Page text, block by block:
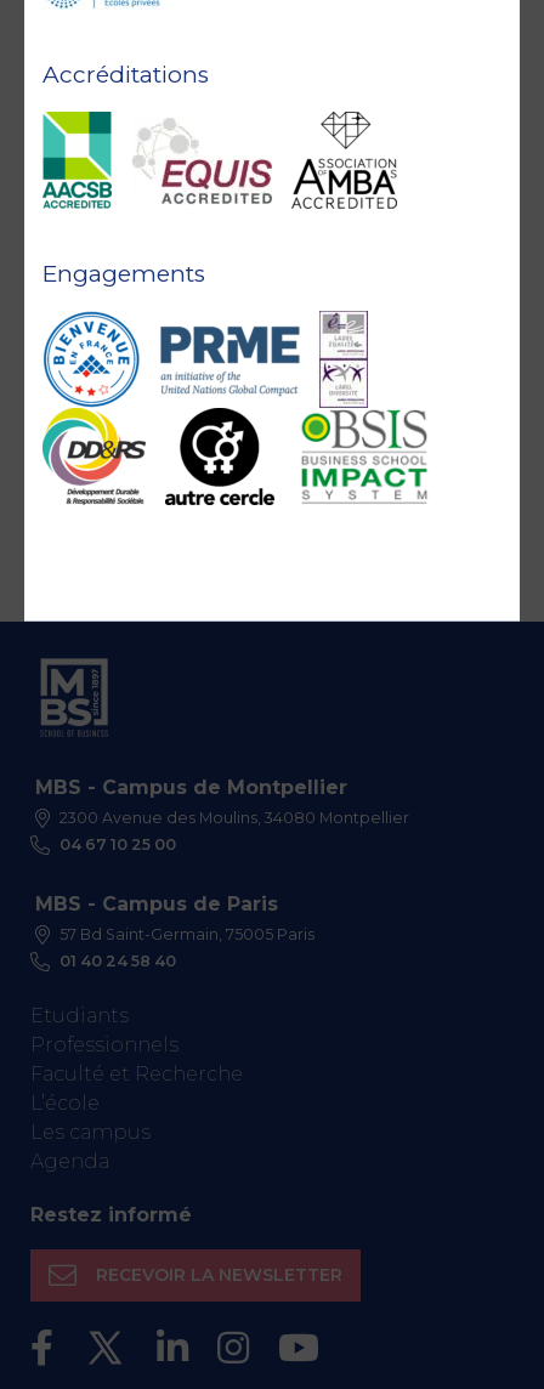
Accréditations
Engagements
MBS - Campus de Montpellier
2300 Avenue des Moulins, 34080 Montpellier
04 67 10 25 00
MBS - Campus de Paris
57 Bd Saint-Germain, 75005 Paris
01 40 24 58 40
Etudiants
Professionnels
Faculté et Recherche
L’école
Les campus
Agenda
Restez informé
RECEVOIR LA NEWSLETTER